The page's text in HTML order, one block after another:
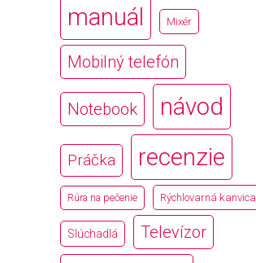
manuál Mixér
Mobilný telefón
Notebook návod
Práčka recenzie
Rúra na pečenie Rýchlovarná kanvica
Slúchadlá
Televízor